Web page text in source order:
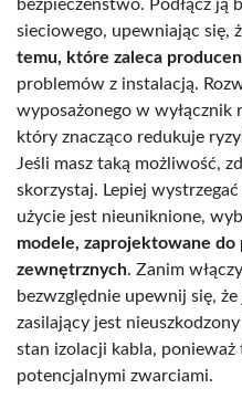
bezpieczeństwo. Podłącz ją
sieciowego, upewniając się,
temu, które zaleca
problemów z instalacją.
wyposażonego w wyłącznik
który znacząco redukuje
Jeśli masz taką możliwość,
skorzystaj. Lepiej wystrzegać
użycie jest nieuniknione,
modele, zaprojektowane
zewnętrznych. Zanim
bezwzględnie upewnij się, że
zasilający jest
stan izolacji kabla, ponieważ
potencjalnymi zwarciami.